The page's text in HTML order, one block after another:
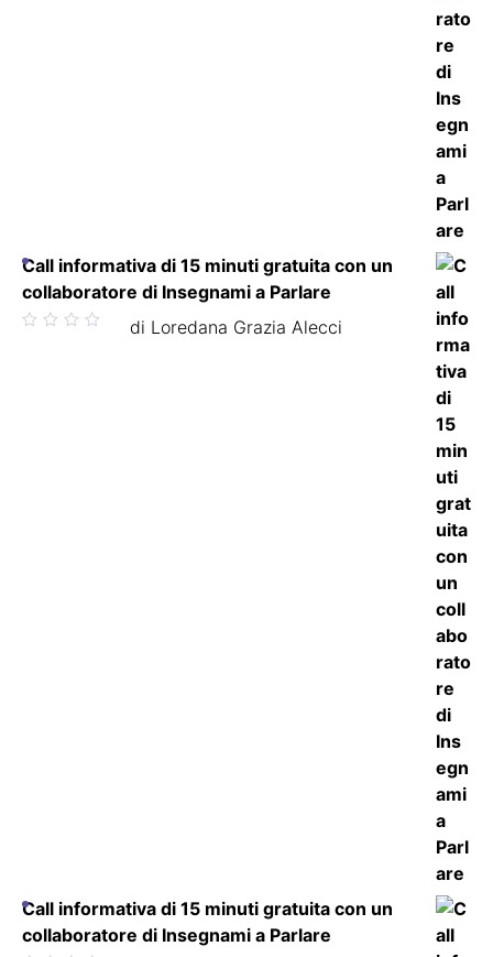
Call informativa di 15 minuti gratuita con un
collaboratore di Insegnami a Parlare
Valutato di Loredana Grazia Alecci
Call informativa di 15 minuti gratuita con un
collaboratore di Insegnami a Parlare